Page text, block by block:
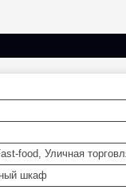
food, Уличная
шкаф